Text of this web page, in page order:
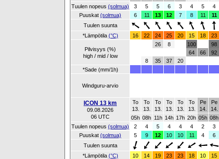
Tuulen nopeus (solmua) 3 5 5 6 3 4 5
4
Puuskat (solmua) 6 11 13 12 7 8 11
11
Tuulen suunta
*Lämpötila (°C) 16 22 24 25 20 15 18 23
Pilvisyys (%)
high / mid / low
8
26
35
8
37 20
100
64
66
98
92
*Sade (mm/1h)
Windguru-arvio
ICON 13 km
09.08.2026
06 UTC
To
13.
To
13.
To
13.
To
13.
To
13.
To
13.
Pe
14.
Pe
14.
05h 08h 11h 14h 17h 20h 05h 08h
Tuulen nopeus (solmua) 2 4 5 4 4 4 2
3
Puuskat (solmua) 5 9 12 10 10 11 4
6
Tuulen suunta
*Lämpötila (°C) 10 14 19 23 23 18 10 15